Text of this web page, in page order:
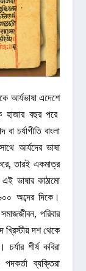
আর্যভাষা এদেশে
বছর পরে
চর্যাগীতি বাংলা
আর্যদের ভাষা
তারই একমাত্র
ভাষার কাঠামো
অব্দের দিকে।
পরিবার
দশ থেকে
শীর্ষ কবিরা
ব্যক্তিরা